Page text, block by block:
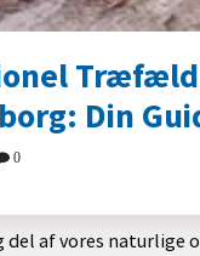
Din
0
del af vores naturlige